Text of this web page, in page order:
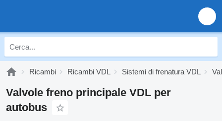
Ricambi Ricambi VDL Sistemi di frenatura VDL
Valvole freno principale VDL per
autobus